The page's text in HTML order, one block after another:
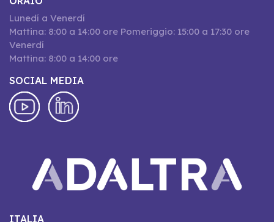
Lunedí a Venerdí
Mattina: 8:00 a 14:00 ore Pomeriggio: 15:00 a 17:30 ore
Venerdí
Mattina: 8:00 a 14:00 ore
SOCIAL MEDIA
ITALIA